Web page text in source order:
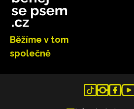
Běžíme v tom
společně